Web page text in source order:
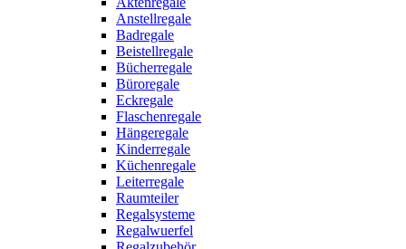
Anstellregale
Badregale
Beistellregale
Bücherregale
Büroregale
Eckregale
Flaschenregale
Hängeregale
Kinderregale
Küchenregale
Leiterregale
Raumteiler
Regalsysteme
Regalwuerfel